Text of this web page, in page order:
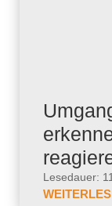
Lesedauer: